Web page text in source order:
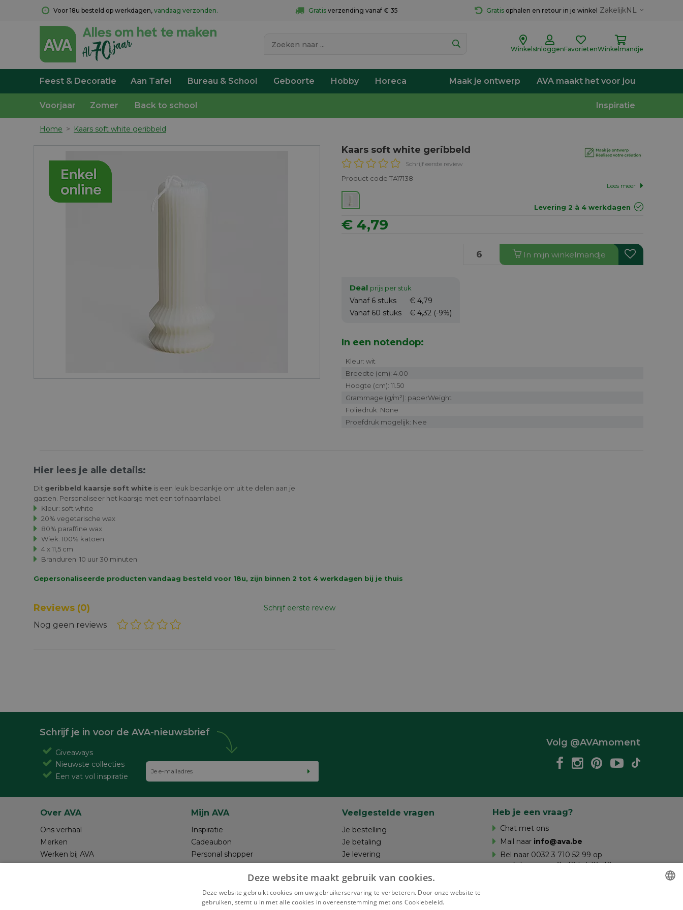
Voor 18u besteld op werkdagen, vandaag verzonden. Gratis verzending vanaf € 35 Gratis ophalen en retour in je winkel ZakelijkNL
WinkelsInloggenFavorietenWinkelmandje
Feest & Decoratie Aan Tafel Bureau & School Geboorte Hobby Horeca Maak je ontwerp AVA maakt het voor jou
Voorjaar Zomer Back to school Inspiratie
Home > Kaars soft white geribbeld
Kaars soft white geribbeld
Schrijf eerste review
Product code TA17138
Lees meer
Levering 2 à 4 werkdagen
€ 4,79
In mijn winkelmandje
Deal prijs per stuk
Vanaf 6 stuks
€ 4,79
Vanaf 60 stuks € 4,32 (-9%)
In een notendop:
Kleur: wit
Breedte (cm): 4.00
Hoogte (cm): 11.50
Grammage (g/m²): paperWeight
Foliedruk: None
Proefdruk mogelijk: Nee
Hier lees je alle details:
Dit geribbeld kaarsje soft white is een leuk bedankje om uit te delen aan je
gasten. Personaliseer het kaarsje met een tof naamlabel.
Kleur: soft white
20% vegetarische wax
80% paraffine wax
Wiek: 100% katoen
4 x 11,5 cm
Branduren: 10 uur 30 minuten
Gepersonaliseerde producten vandaag besteld voor 18u, zijn binnen 2 tot 4 werkdagen bij je thuis
Reviews (0) Schrijf eerste review
Nog geen reviews
Schrijf je in voor de AVA-nieuwsbrief
Giveaways
Nieuwste collecties
Een vat vol inspiratie
Volg @AVAmoment
Over AVA
Ons verhaal
Merken
Werken bij AVA
Mijn AVA
Inspiratie
Cadeaubon
Personal shopper
Review schrijven
Veelgestelde vragen
Je bestelling
Je betaling
Je levering
Maak je ontwerp
Terugroepacties
Heb je een vraag?
Chat met ons
Mail naar info@ava.be
Bel naar 0032 3 710 52 99 op
werkdagen van 8u30 tot 17u30 en op
Deze website maakt gebruik van cookies.
Deze website gebruikt cookies om uw gebruikerservaring te verbeteren. Door onze website te
gebruiken, stemt u in met alle cookies in overeenstemming met ons Cookiebeleid.